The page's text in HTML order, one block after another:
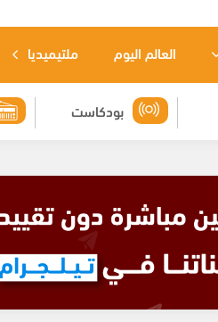
العالم اليوم ملتيميديا
بودكاست